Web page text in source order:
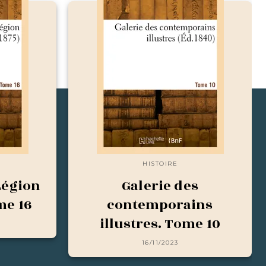
16
HISTOIRE
Galerie des
contemporains
illustres. Tome 10
16/11/2023